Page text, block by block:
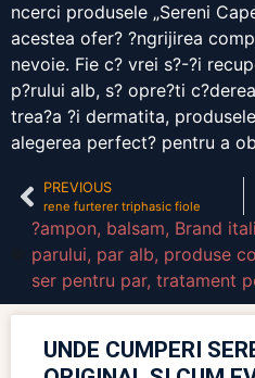
ncerci produsele „Sereni
acestea ofer? ?ngrijirea
nevoie. Fie c? vrei s?-?i
p?rului alb, s? opre?ti
trea?a ?i dermatita,
alegerea perfect? pentru a
PREVIOUS
rene furterer triphasic fiole
?ampon, balsam, Brand
parului, par alb, produse
ser pentru par, tratament
UNDE CUMPERI